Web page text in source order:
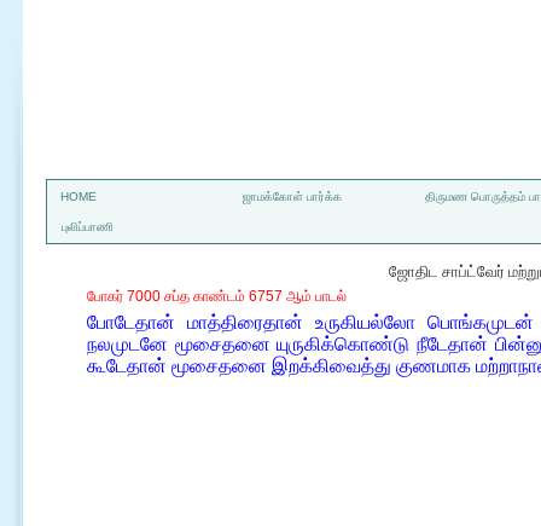
HOME ஜாமக்கோள் பார்க்க திருமண பொருத்தம்
புலிப்பாணி
ஜோதிட சாப்ட்வேர்
போகர் 7000 சப்த காண்டம் 6757 ஆம் பாடல்
போடேதான் மாத்திரைதான் உருகியல்லோ பொங்கமுடன்
நலமுடனே மூசைதனை யுருகிக்கொண்டு நீடேதான்
கூடேதான் மூசைதனை இறக்கிவைத்து குணமாக